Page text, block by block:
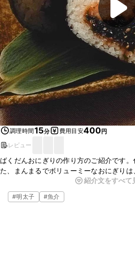
調理時間15分 費用目安400円
レビュー
ばくだんおにぎりの作り方のご紹介です
た、まんまるでボリューミーなおにぎり
にぴったりのおにぎりですよ。お好みの
るので、ぜひお試しくださいね。
紹介文をすべて
#明太子 #魚介